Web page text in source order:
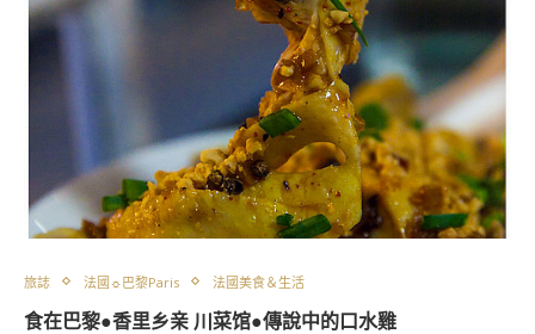
旅誌 法國☼巴黎Paris 法國美食＆生活
食在巴黎●香里乡亲 川菜馆●傳說中的口水雞